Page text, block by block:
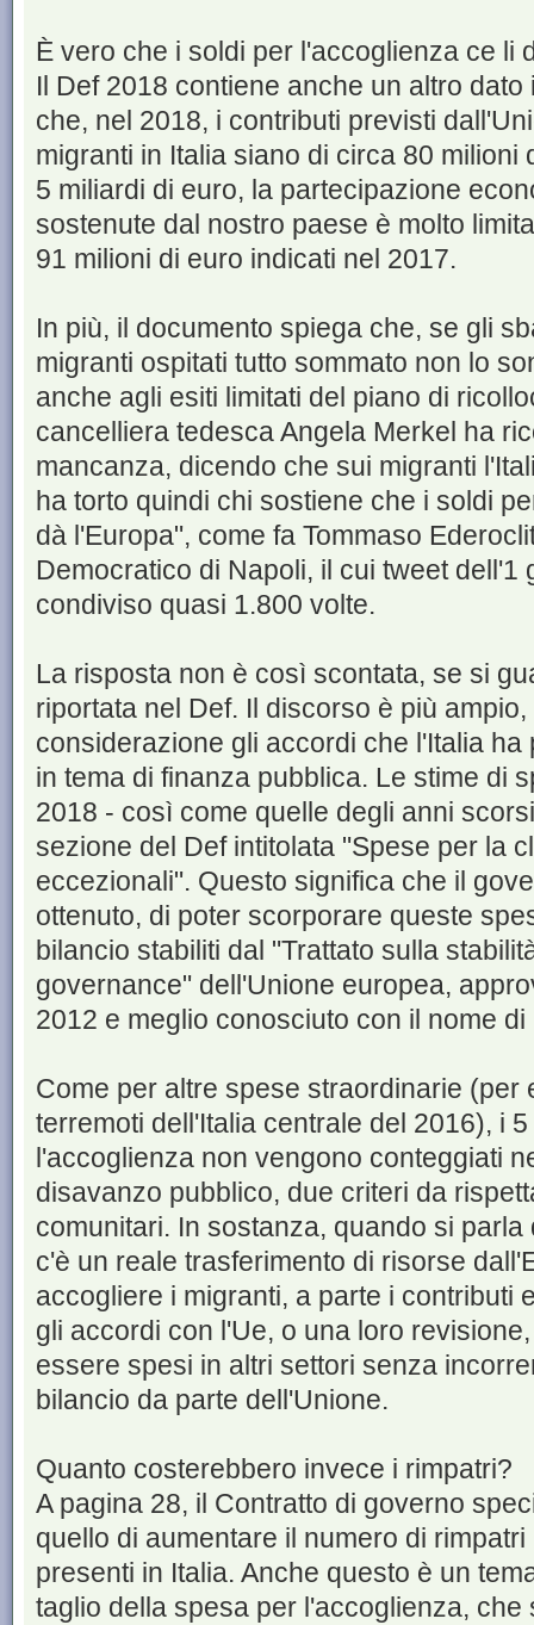
È vero che i soldi per l'accoglienza ce li
Il Def 2018 contiene anche un altro
che, nel 2018, i contributi previsti
migranti in Italia siano di circa 80 milioni
5 miliardi di euro, la partecipazione
sostenute dal nostro paese è molto
91 milioni di euro indicati nel 2017.
In più, il documento spiega che, se gli
migranti ospitati tutto sommato non lo
anche agli esiti limitati del piano di
cancelliera tedesca Angela Merkel ha
mancanza, dicendo che sui migranti
ha torto quindi chi sostiene che i soldi
dà l'Europa", come fa Tommaso
Democratico di Napoli, il cui tweet dell'1
condiviso quasi 1.800 volte.
La risposta non è così scontata, se si
riportata nel Def. Il discorso è più
considerazione gli accordi che l'Italia
in tema di finanza pubblica. Le stime di
2018 - così come quelle degli anni
sezione del Def intitolata "Spese per la
eccezionali". Questo significa che il
ottenuto, di poter scorporare queste
bilancio stabiliti dal "Trattato sulla
governance" dell'Unione europea,
2012 e meglio conosciuto con il nome
Come per altre spese straordinarie (per
terremoti dell'Italia centrale del 2016), i
l'accoglienza non vengono conteggiati
disavanzo pubblico, due criteri da
comunitari. In sostanza, quando si
c'è un reale trasferimento di risorse
accogliere i migranti, a parte i contributi
gli accordi con l'Ue, o una loro
essere spesi in altri settori senza
bilancio da parte dell'Unione.
Quanto costerebbero invece i rimpatri?
A pagina 28, il Contratto di governo
quello di aumentare il numero di
presenti in Italia. Anche questo è un
taglio della spesa per l'accoglienza, che